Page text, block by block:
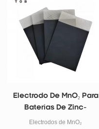
electrolitos y su formación.
Respaldada por los 24 años de
experiencia en ingeniería de
baterías de TOB NEW ENERGY
y sus líneas piloto propias.
Solicite un presupuesto.
Electrodo De MnO₂ Para
Baterías De Zinc-
Manganeso
Electrodos de MnO₂